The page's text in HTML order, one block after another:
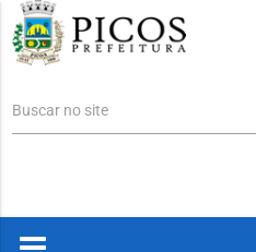
Buscar no site